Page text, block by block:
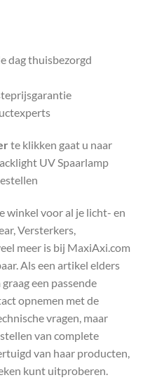
dag thuisbezorgd
te klikken gaat u naar
UV Spaarlamp
winkel voor al je licht- en
Versterkers,
meer is bij MaxiAxi.com
Als een artikel elders
een passende
opnemen met de
vragen, maar
van complete
van haar producten,
kunt uitproberen.